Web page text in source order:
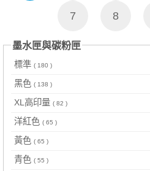
7 8
墨水匣與碳粉匣
標準 ( 180 )
黑色 ( 138 )
XL高印量 ( 82 )
洋紅色 ( 65 )
黃色 ( 65 )
青色 ( 55 )